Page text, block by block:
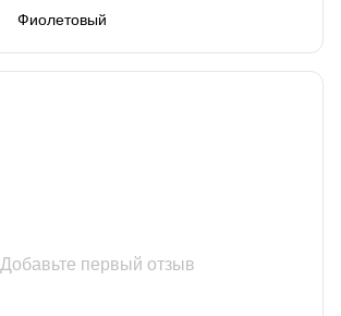
Фиолетовый
Добавьте первый отзыв